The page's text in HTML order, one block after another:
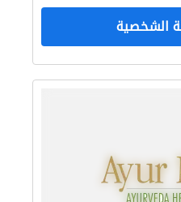
الشخصية